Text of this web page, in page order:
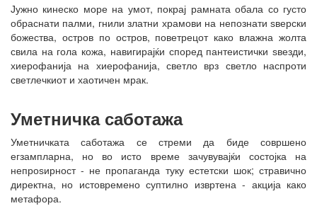
Јужно кинеско море на умот, покрај рамната обала со густо
обраснати палми, гнили златни храмови на непознати ѕверски
божества, остров по остров, поветрецот како влажна жолта
свила на гола кожа, навигирајќи според пантеистички ѕвезди,
хиерофанија на хиерофанија, светло врз светло наспроти
светлечкиот и хаотичен мрак.
Уметничка саботажа
Уметничката саботажа се стреми да биде совршено
егзампларна, но во исто време зачувувајќи состојка на
непроѕирност - не пропаганда туку естетски шок; стравично
директна, но истовремено суптилно извртена - акција како
метафора.